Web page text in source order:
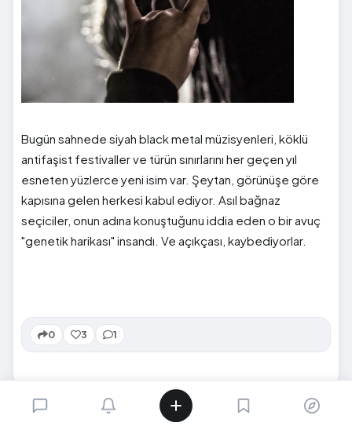
Bugün sahnede siyah black metal müzisyenleri, köklü
antifaşist festivaller ve türün sınırlarını her geçen yıl
esneten yüzlerce yeni isim var. Şeytan, görünüşe göre
kapısına gelen herkesi kabul ediyor. Asıl bağnaz
seçiciler, onun adına konuştuğunu iddia eden o bir avuç
"genetik harikası" insandı. Ve açıkçası, kaybediyorlar.
0 3 1
SIRADAKI İÇERIK